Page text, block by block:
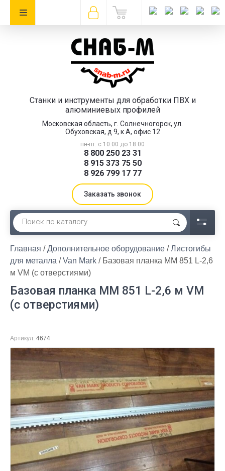
о нас Наш адрес Регистрация Связаться с нами
Станки и инструменты для обработки ПВХ и
алюминиевых профилей
Московская область, г. Солнечногорск, ул.
Обуховская, д 9, к А, офис 12
пн-пт: с 10:00 до 18:00
8 800 250 23 31
8 915 373 75 50
8 926 799 17 77
Заказать звонок
Главная / Дополнительное оборудование / Листогибы
для металла / Van Mark / Базовая планка MM 851 L-2,6
м VM (с отверстиями)
Базовая планка MM 851 L-2,6 м VM
(с отверстиями)
Артикул: 4674